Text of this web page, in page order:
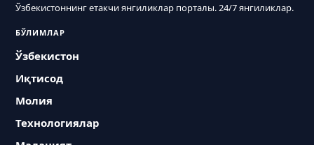
Ўзбекистоннинг етакчи янгиликлар порталы. 24/7 янгиликлар.
БЎЛИМЛАР
Ўзбекистон
Иқтисод
Молия
Технологиялар